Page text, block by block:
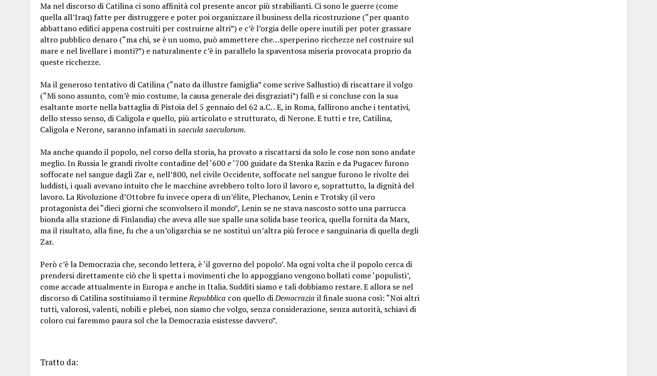
Ma nel discorso di Catilina ci sono affinità col presente ancor più strabilianti. Ci sono le guerre (come
quella all’Iraq) fatte per distruggere e poter poi organizzare il business della ricostruzione (“per quanto
abbattano edifici appena costruiti per costruirne altri”) e c’è l’orgia delle opere inutili per poter grassare
altro pubblico denaro (“ma chi, se è un uomo, può ammettere che…sperperino ricchezze nel costruire sul
mare e nel livellare i monti?”) e naturalmente c’è in parallelo la spaventosa miseria provocata proprio da
queste ricchezze.
Ma il generoso tentativo di Catilina (“nato da illustre famiglia” come scrive Sallustio) di riscattare il volgo
(“Mi sono assunto, com’è mio costume, la causa generale dei disgraziati”) fallì e si concluse con la sua
esaltante morte nella battaglia di Pistoia del 5 gennaio del 62 a.C. . E, in Roma, fallirono anche i tentativi,
dello stesso senso, di Caligola e quello, più articolato e strutturato, di Nerone. E tutti e tre, Catilina,
Caligola e Nerone, saranno infamati insaecula saeculorum.
Ma anche quando il popolo, nel corso della storia, ha provato a riscattarsi da solo le cose non sono andate
meglio. In Russia le grandi rivolte contadine del ‘600 e ‘700 guidate da Stenka Razin e da Pugacev furono
soffocate nel sangue dagli Zar e, nell’800, nel civile Occidente, soffocate nel sangue furono le rivolte dei
luddisti, i quali avevano intuito che le macchine avrebbero tolto loro il lavoro e, soprattutto, la dignità del
lavoro. La Rivoluzione d’Ottobre fu invece opera di un’élite, Plechanov, Lenin e Trotsky (il vero
protagonista dei “dieci giorni che sconvolsero il mondo”, Lenin se ne stava nascosto sotto una parrucca
bionda alla stazione di Finlandia) che aveva alle sue spalle una solida base teorica, quella fornita da Marx,
ma il risultato, alla fine, fu che a un’oligarchia se ne sostituì un’altra più feroce e sanguinaria di quella degli
Zar.
Però c’è la Democrazia che, secondo lettera, è ‘il governo del popolo’. Ma ogni volta che il popolo cerca di
prendersi direttamente ciò che li spetta i movimenti che lo appoggiano vengono bollati come ‘populisti’,
come accade attualmente in Europa e anche in Italia. Sudditi siamo e tali dobbiamo restare. E allora se nel
discorso di Catilina sostituiamo il termineRepubblica con quello diDemocrazia il finale suona così: “Noi altri
tutti, valorosi, valenti, nobili e plebei, non siamo che volgo, senza considerazione, senza autorità, schiavi di
coloro cui faremmo paura sol che la Democrazia esistesse davvero”.
Tratto da: